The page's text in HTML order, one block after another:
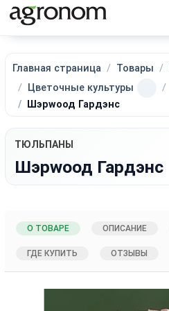
Главная страница Товары
Цветочные культуры
Шэрwоод Гардэнс
ТЮЛЬПАНЫ
Шэрwоод Гардэнс
О ТОВАРЕ ОПИСАНИЕ
ГДЕ КУПИТЬ ОТЗЫВЫ